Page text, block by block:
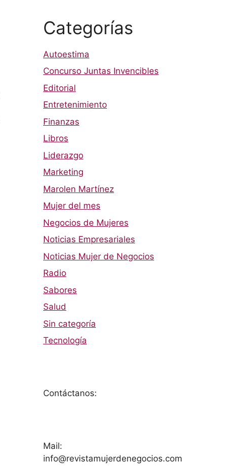
Categorías
Autoestima
Concurso Juntas Invencibles
Editorial
Entretenimiento
Finanzas
Libros
Liderazgo
Marketing
Marolen Martínez
Mujer del mes
Negocios de Mujeres
Noticias Empresariales
Noticias Mujer de Negocios
Radio
Sabores
Salud
Sin categoría
Tecnología
Contáctanos:
Mail:
info@revistamujerdenegocios.com